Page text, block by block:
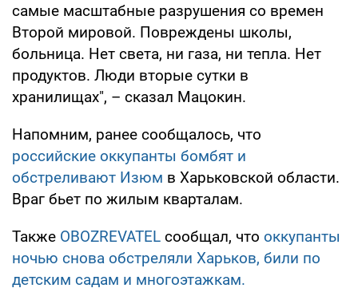
самые масштабные разрушения со времен
Второй мировой. Повреждены школы,
больница. Нет света, ни газа, ни тепла. Нет
продуктов. Люди вторые сутки в
хранилищах", – сказал Мацокин.
Напомним, ранее сообщалось, что
российские оккупанты бомбят и
обстреливают Изюм в Харьковской области.
Враг бьет по жилым кварталам.
Также OBOZREVATEL сообщал, что оккупанты
ночью снова обстреляли Харьков, били по
детским садам и многоэтажкам.